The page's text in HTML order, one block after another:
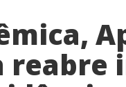
reabre